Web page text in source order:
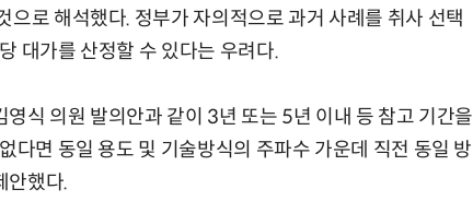
로 해석했다. 정부가 자의적으로 과거 사례를 취사 선택
대가를 산정할 수 있다는 우려다.
식 의원 발의안과 같이 3년 또는 5년 이내 등 참고 기간을
다면 동일 용도 및 기술방식의 주파수 가운데 직전 동일 방
안했다.